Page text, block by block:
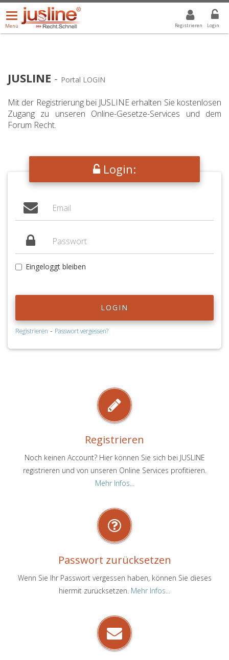
Registrieren Login
Menü
öffnen/schließen
Menü
ALLE DROPDOWN: GEWÄHLTER WERT IST ALLE
JUSLINE - Portal LOGIN
Mit der Registrierung bei JUSLINE erhalten Sie kostenlosen
Zugang zu unseren Online-Gesetze-Services und dem
Forum Recht.
Login:
Eingeloggt bleiben
LOGIN
Registrieren - Passwort vergessen?
Registrieren
Noch keinen Account? Hier können Sie sich bei JUSLINE
registrieren und von unseren Online Services profitieren.
Mehr Infos...
Passwort zurücksetzen
Wenn Sie Ihr Passwort vergessen haben, können Sie dieses
hiermit zurücksetzen. Mehr Infos...